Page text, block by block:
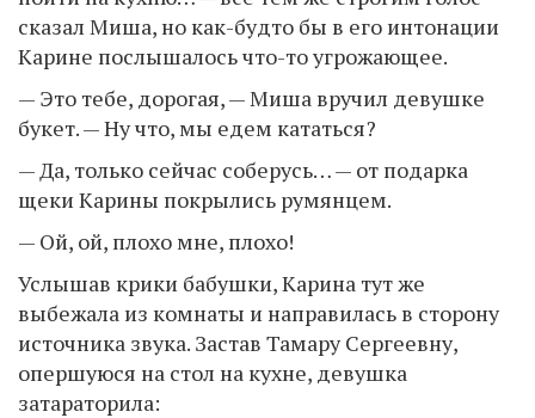
сказал Миша, но как-будто бы в его интонации
Карине послышалось что-то угрожающее.
— Это тебе, дорогая, — Миша вручил девушке
букет. — Ну что, мы едем кататься?
— Да, только сейчас соберусь… — от подарка
щеки Карины покрылись румянцем.
— Ой, ой, плохо мне, плохо!
Услышав крики бабушки, Карина тут же
выбежала из комнаты и направилась в сторону
источника звука. Застав Тамару Сергеевну,
опершуюся на стол на кухне, девушка
затараторила: